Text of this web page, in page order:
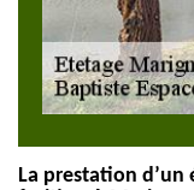
La prestation d’un